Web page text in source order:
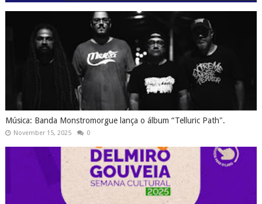
Música: Banda Monstromorgue lança o álbum “Telluric Path".
November 15, 2025 0